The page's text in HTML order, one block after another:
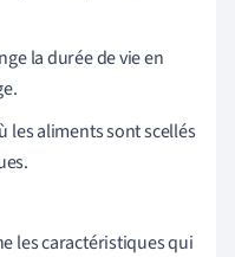
la durée de vie en
les aliments sont scellés
les caractéristiques qui